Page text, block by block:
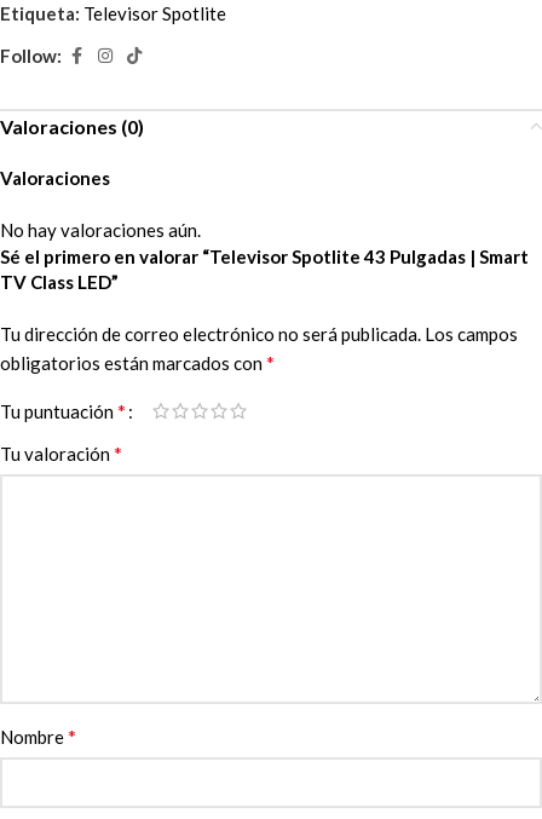
Etiqueta: Televisor Spotlite
Follow:
Valoraciones (0)
Valoraciones
No hay valoraciones aún.
Sé el primero en valorar “Televisor Spotlite 43 Pulgadas | Smart
TV Class LED”
Tu dirección de correo electrónico no será publicada. Los campos
obligatorios están marcados con*
Tu puntuación*
Tu valoración*
Nombre*